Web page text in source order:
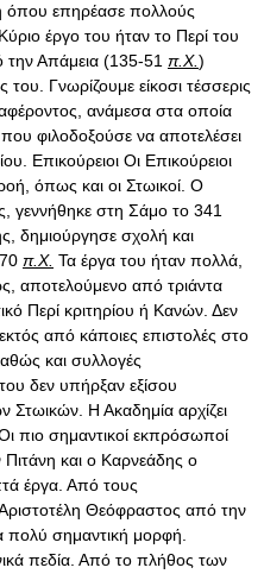
όπου επηρέασε πολλούς
έργο του ήταν το Περί του
Απάμεια (135-51 π.Χ.)
Γνωρίζουμε είκοσι τέσσερις
ανάμεσα στα οποία
φιλοδοξούσε να αποτελέσει
Επικούρειοι Οι Επικούρειοι
όπως και οι Στωικοί. Ο
γεννήθηκε στη Σάμο το 341
δημιούργησε σχολή και
π.Χ. Τα έργα του ήταν πολλά,
αποτελούμενο από τριάντα
Περί κριτηρίου ή Κανών. Δεν
από κάποιες επιστολές στο
και συλλογές
δεν υπήρξαν εξίσου
Στωικών. Η Ακαδημία αρχίζει
πιο σημαντικοί εκπρόσωποί
και ο Καρνεάδης ο
έργα. Από τους
Θεόφραστος από την
πολύ σημαντική μορφή.
πεδία. Από το πλήθος των